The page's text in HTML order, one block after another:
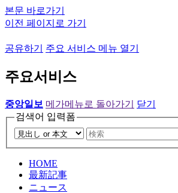
본문 바로가기
이전 페이지로 가기
공유하기 주요 서비스 메뉴 열기
주요서비스
중앙일보 메가메뉴로 돌아가기
닫기
검색어 입력폼
HOME
最新記事
ニュース